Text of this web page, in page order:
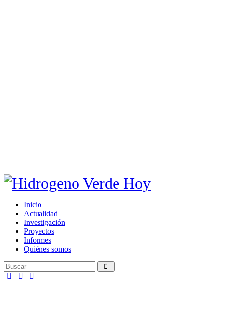
Inicio
Actualidad
Investigación
Proyectos
Informes
Quiénes somos